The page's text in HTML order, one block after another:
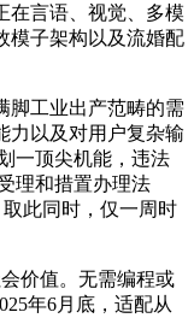
在言语、视觉、多模
模子架构以及流婚配
工业出产范畴的需
力以及对用户复杂输
一顶尖机能，违法
理和措置办理法
取此同时，仅一周时
价值。无需编程或
年6月底，适配从